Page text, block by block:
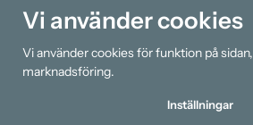
Handla
Information
Vi använder cookies
Vi använder cookies för funktion på
marknadsföring.
Inställningar